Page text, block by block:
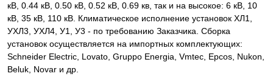
кВ, 0.44 кВ, 0.50 кВ, 0.52 кВ, 0.69 кв, так и на высокое: 6 кВ, 10
кВ, 35 кВ, 110 кВ. Климатическое исполнение установок ХЛ1,
УХЛ3, УХЛ4, У1, У3 - по требованию Заказчика. Сборка
установок осуществляется на импортных комплектующих:
Schneider Electric, Lovato, Gruppo Energia, Vmtec, Epcos, Nukon,
Beluk, Novar и др.